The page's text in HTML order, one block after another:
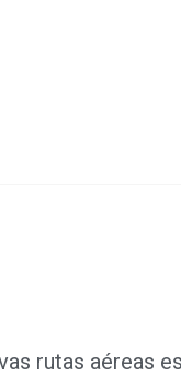
rutas aéreas